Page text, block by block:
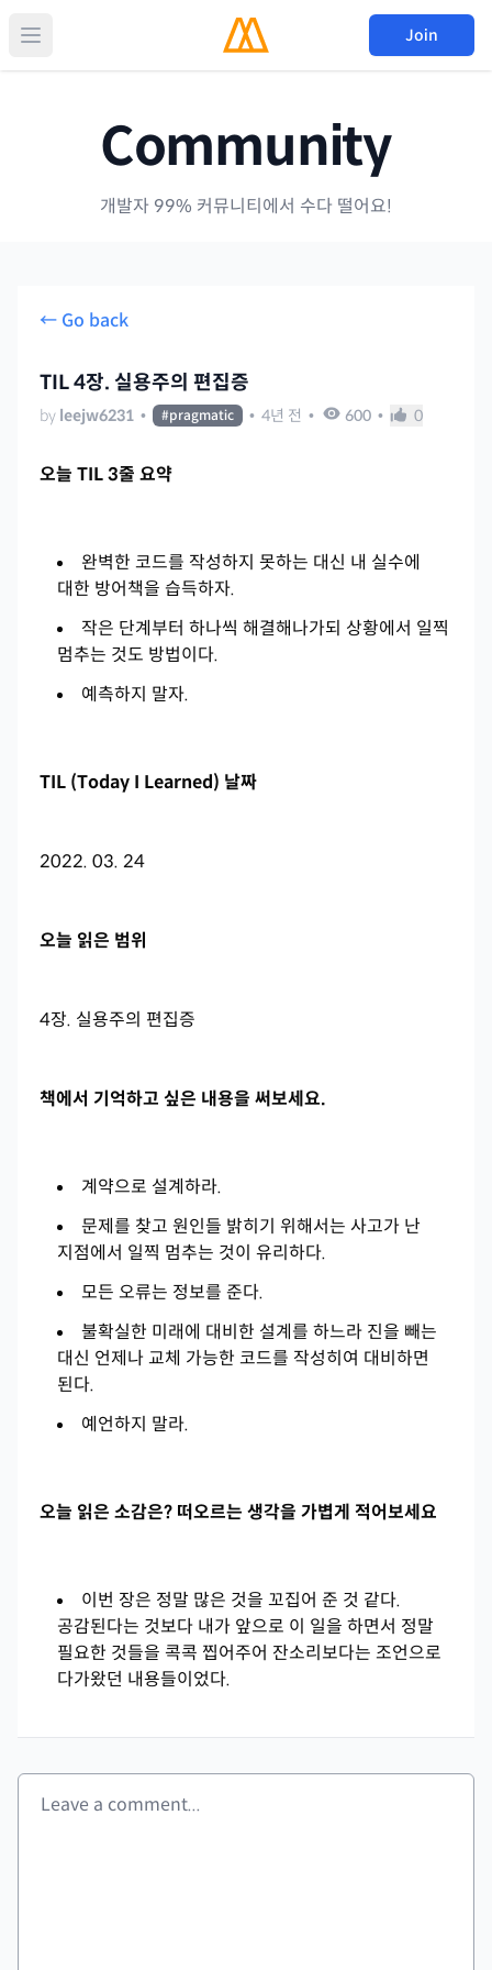
Join
Community
개발자 99% 커뮤니티에서 수다 떨어요!
← Go back
TIL 4장. 실용주의 편집증
by leejw6231 • #pragmatic • 4년 전 • 600 • 0
오늘 TIL 3줄 요약
완벽한 코드를 작성하지 못하는 대신 내 실수에
대한 방어책을 습득하자.
작은 단계부터 하나씩 해결해나가되 상황에서 일찍
멈추는 것도 방법이다.
예측하지 말자.
TIL (Today I Learned) 날짜
2022. 03. 24
오늘 읽은 범위
4장. 실용주의 편집증
책에서 기억하고 싶은 내용을 써보세요.
계약으로 설계하라.
문제를 찾고 원인들 밝히기 위해서는 사고가 난
지점에서 일찍 멈추는 것이 유리하다.
모든 오류는 정보를 준다.
불확실한 미래에 대비한 설계를 하느라 진을 빼는
대신 언제나 교체 가능한 코드를 작성히여 대비하면
된다.
예언하지 말라.
오늘 읽은 소감은? 떠오르는 생각을 가볍게 적어보세요
이번 장은 정말 많은 것을 꼬집어 준 것 같다.
공감된다는 것보다 내가 앞으로 이 일을 하면서 정말
필요한 것들을 콕콕 찝어주어 잔소리보다는 조언으로
다가왔던 내용들이었다.